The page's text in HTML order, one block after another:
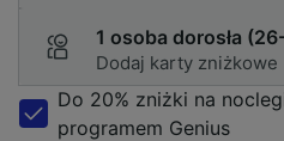
1 osoba dorosła
Dodaj karty zniżkowe
Do 20% zniżki na
programem Genius